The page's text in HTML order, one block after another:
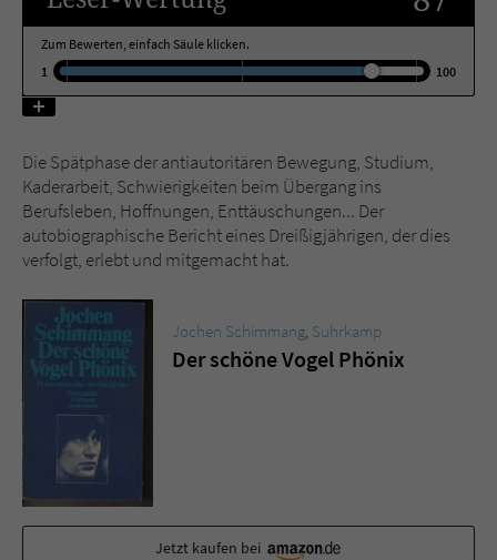
Zum Bewerten, einfach Säule klicken.
1
100
Die Spätphase der antiautoritären Bewegung, Studium,
Kaderarbeit, Schwierigkeiten beim Übergang ins
Berufsleben, Hoffnungen, Enttäuschungen... Der
autobiographische Bericht eines Dreißigjährigen, der dies
verfolgt, erlebt und mitgemacht hat.
Jochen Schimmang, Suhrkamp
Der schöne Vogel Phönix
Jetzt kaufen bei
Name tx_pwcomments_ahash
Anbieter
Laufzeit 1 Jahr
Zweck Cookie für Kommentare einzelner Buchtitel
Anbieter Literatur-Couch Medien GmbH & Co. KG
Laufzeit
Zweck
überprüfen.